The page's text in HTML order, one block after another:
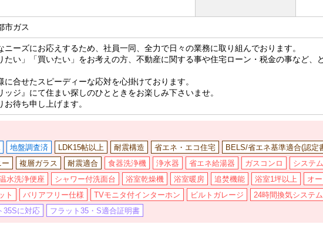
市ガス
ニーズにお応えするため、社員一同、全力で日々の業務に取り組んでおります。
たい」「買いたい」をお考えの方、不動産に関する事や住宅ローン・税金の事など、
に合せたスピーディーな応対を心掛けております。
ッジ』にて住まい探しのひとときをお楽しみ下さいませ。
待ち申し上げます。
地盤調査済 LDK15帖以上 耐震構造 省エネ・エコ住宅 BELS/省エネ基準適合(認定
複層ガラス 耐震適合 食器洗浄機 浄水器 省エネ給湯器 ガスコンロ システ
水洗浄便座 シャワー付洗面台 浴室乾燥機 浴室暖房 追焚機能 浴室1坪以上 オ
ト バリアフリー仕様 TVモニタ付インターホン ビルトガレージ 24時間換気システム
35Sに対応 フラット35・S適合証明書